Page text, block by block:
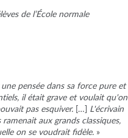
de l’École normale
pensée dans sa force pure et
il était grave et voulait qu'on
pas esquiver. […] L'écrivain
aux grands classiques,
on se voudrait fidèle. »